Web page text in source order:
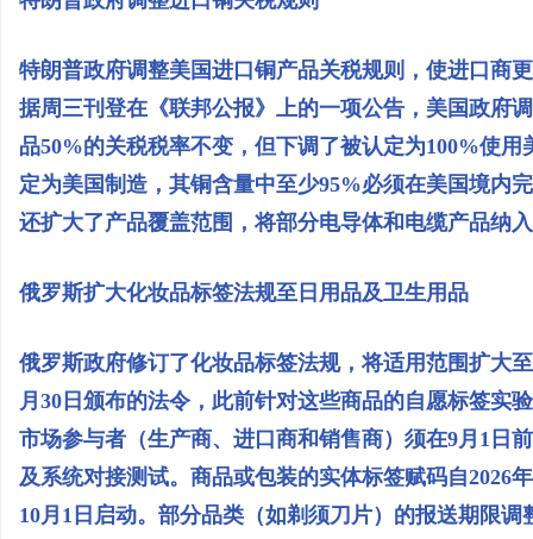
特朗普政府调整美国进口铜产品关税规则，使进口商
据周三刊登在《联邦公报》上的一项公告，美国政府
品50%的关税税率不变，但下调了被认定为100%使
定为美国制造，其铜含量中至少95%必须在美国境内
还扩大了产品覆盖范围，将部分电导体和电缆产品纳
俄罗斯扩大化妆品标签法规至日用品及卫生用品
俄罗斯政府修订了化妆品标签法规，将适用范围扩大
月30日颁布的法令，此前针对这些商品的自愿标签实
市场参与者（生产商、进口商和销售商）须在9月1日
及系统对接测试。商品或包装的实体标签赋码自2026
10月1日启动。部分品类（如剃须刀片）的报送期限